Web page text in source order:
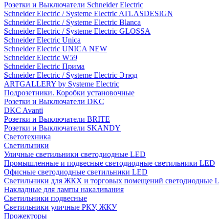
Розетки и Выключатели Schneider Electric
Schneider Electric / Systeme Electric ATLASDESIGN
Schneider Electric / Systeme Electric Blanca
Schneider Electric / Systeme Electric GLOSSA
Schneider Electric Unica
Schneider Electric UNICA NEW
Schneider Electric W59
Schneider Electric Прима
Schneider Electric / Systeme Electric Этюд
ARTGALLERY by Systeme Electric
Подрозетники. Коробки установочные
Розетки и Выключатели DKC
DKC Avanti
Розетки и Выключатели BRITE
Розетки и Выключатели SKANDY
Светотехника
Светильники
Уличные светильники светодиодные LED
Промышленные и подвесные светодиодные светильники LED
Офисные светодиодные светильники LED
Светильники для ЖКХ и торговых помещений светодиодные
Накладные для лампы накаливания
Светильники подвесные
Светильники уличные РКУ, ЖКУ
Прожекторы